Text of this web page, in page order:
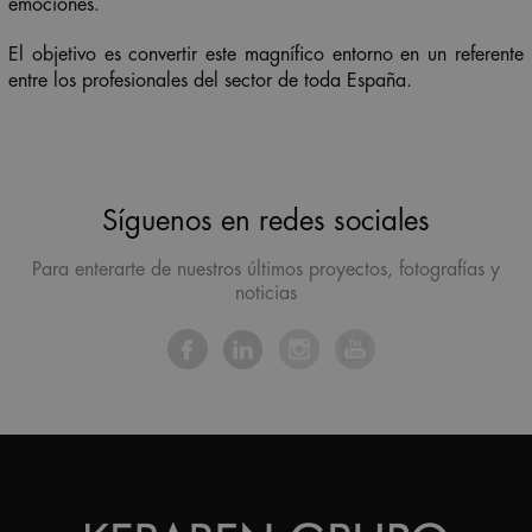
emociones.
El objetivo es convertir este magnífico entorno en un referente
entre los profesionales del sector de toda España.
Síguenos en redes sociales
Para enterarte de nuestros últimos proyectos, fotografías y
noticias